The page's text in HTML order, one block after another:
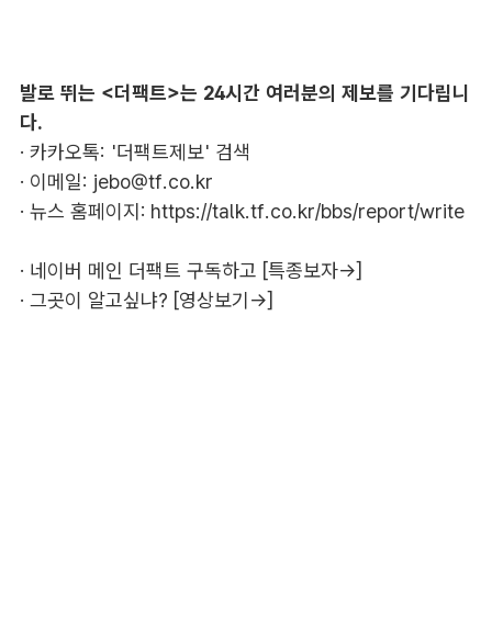
발로 뛰는 <더팩트>는 24시간 여러분의 제보를 기다립니
다.
· 카카오톡: '더팩트제보' 검색
· 이메일: jebo@tf.co.kr
· 뉴스 홈페이지: https://talk.tf.co.kr/bbs/report/write
· 네이버 메인 더팩트 구독하고 [특종보자→]
· 그곳이 알고싶냐? [영상보기→]